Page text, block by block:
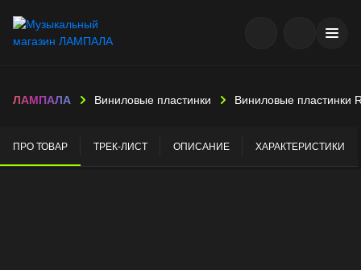
ЛАМПАЛА Виниловые пластинки Виниловые пластинки
ПРО ТОВАР ТРЕК-ЛИСТ ОПИСАНИЕ ХАРАКТЕРИСТИКИ